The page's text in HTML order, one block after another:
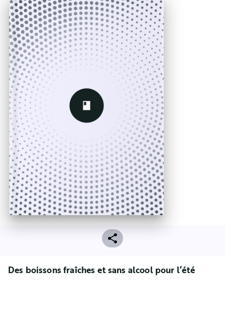
Des boissons fraîches et sans alcool pour l’été